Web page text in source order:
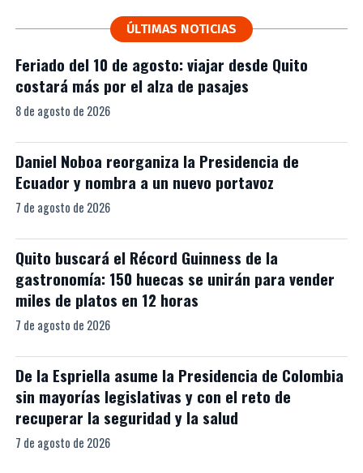
ÚLTIMAS NOTICIAS
Feriado del 10 de agosto: viajar desde Quito
costará más por el alza de pasajes
8 de agosto de 2026
Daniel Noboa reorganiza la Presidencia de
Ecuador y nombra a un nuevo portavoz
7 de agosto de 2026
Quito buscará el Récord Guinness de la
gastronomía: 150 huecas se unirán para vender
miles de platos en 12 horas
7 de agosto de 2026
De la Espriella asume la Presidencia de Colombia
sin mayorías legislativas y con el reto de
recuperar la seguridad y la salud
7 de agosto de 2026